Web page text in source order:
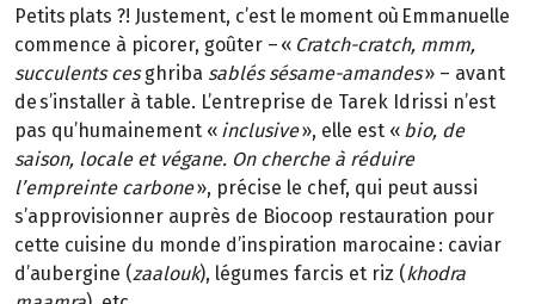
Petits plats ?! Justement, c’est le moment où Emmanuelle
commence à picorer, goûter – « Cratch-cratch, mmm,
succulents cesghriba sablés sésame-amandes» – avant
de s’installer à table. L’entreprise de Tarek Idrissi n’est
pas qu’humainement « inclusive», elle est « bio, de
saison, locale et végane. On cherche à réduire
l’empreinte carbone», précise le chef, qui peut aussi
s’approvisionner auprès de Biocoop restauration pour
cette cuisine du monde d’inspiration marocaine : caviar
d’aubergine (zaalouk), légumes farcis et riz (khodra